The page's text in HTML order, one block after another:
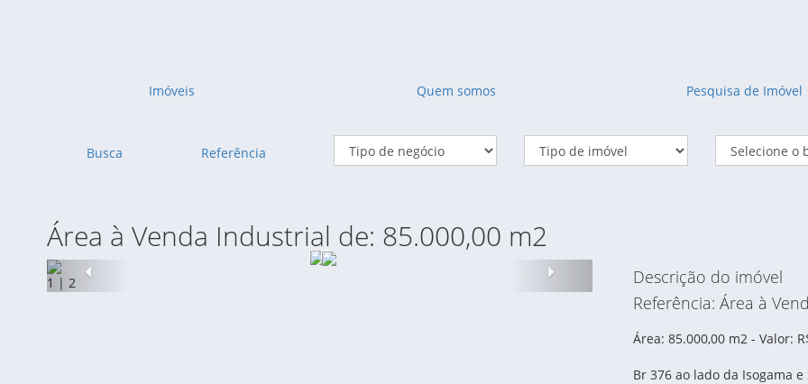
Imóveis Quem somos Pesquisa de Imóvel
Busca Referência
Área à Venda Industrial de: 85.000,00 m2
Anterior
1 | 2
Descrição do imóvel
Referência: Área à
Área: 85.000,00 m2 - Valor:
Br 376 ao lado da Isogama